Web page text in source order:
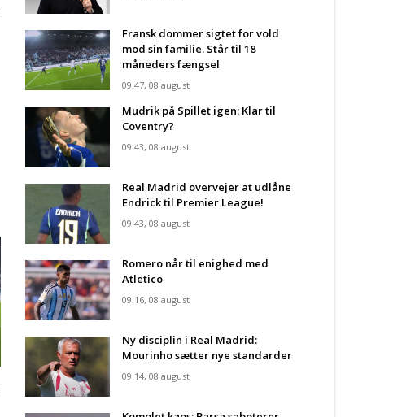
Fransk dommer sigtet for vold
mod sin familie. Står til 18
måneders fængsel
09:47, 08 august
Mudrik på Spillet igen: Klar til
Coventry?
09:43, 08 august
Real Madrid overvejer at udlåne
Endrick til Premier League!
09:43, 08 august
Romero når til enighed med
Atletico
09:16, 08 august
Ny disciplin i Real Madrid:
Mourinho sætter nye standarder
09:14, 08 august